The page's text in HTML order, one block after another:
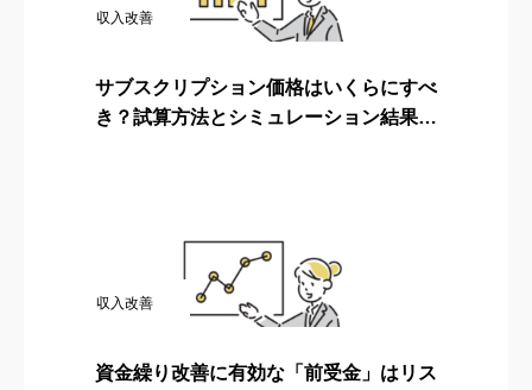
収入改善
サブスクリプション価格はいくらにすべ
き？試算方法とシミュレーション結果を
収入改善
資金繰り改善に有効な「前受金」はリス